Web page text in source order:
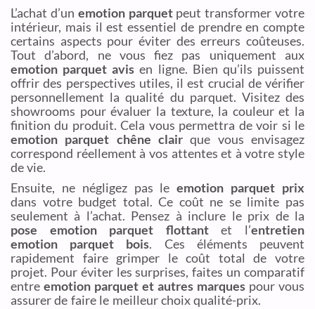
L’achat d’un emotion parquetpeut transformer votre
intérieur, mais il est essentiel de prendre en compte
certains aspects pour éviter des erreurs coûteuses.
Tout d’abord, ne vous fiez pas uniquement aux
emotion parquet avis en ligne. Bien qu’ils puissent
offrir des perspectives utiles, il est crucial de vérifier
personnellement la qualité du parquet. Visitez des
showrooms pour évaluer la texture, la couleur et la
finition du produit. Cela vous permettra de voir si le
emotion parquet chêne clair que vous envisagez
correspond réellement à vos attentes et à votre style
de vie.
Ensuite, ne négligez pas leemotion parquet prix
dans votre budget total. Ce coût ne se limite pas
seulement à l’achat. Pensez à inclure le prix de la
pose emotion parquet flottantet l’entretien
emotion parquet bois. Ces éléments peuvent
rapidement faire grimper le coût total de votre
projet. Pour éviter les surprises, faites un comparatif
entre emotion parquet et autres marques pour vous
assurer de faire le meilleur choix qualité-prix.